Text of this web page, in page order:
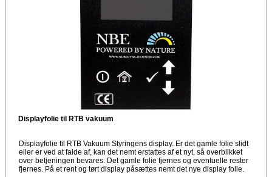
Displayfolie til RTB vakuum
Displayfolie til RTB Vakuum Styringens display. Er det gamle folie slidt
eller er ved at falde af, kan det nemt erstattes af et nyt, så overblikket
over betjeningen bevares. Det gamle folie fjernes og eventuelle rester
fjernes. På et rent og tørt display påsættes nemt det nye display folie.